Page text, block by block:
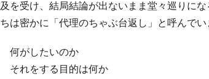
及を受け、結局結論が出ないまま堂々巡りに
ちは密かに「代理のちゃぶ台返し」と呼んでい
何がしたいのか
それをする目的は何か